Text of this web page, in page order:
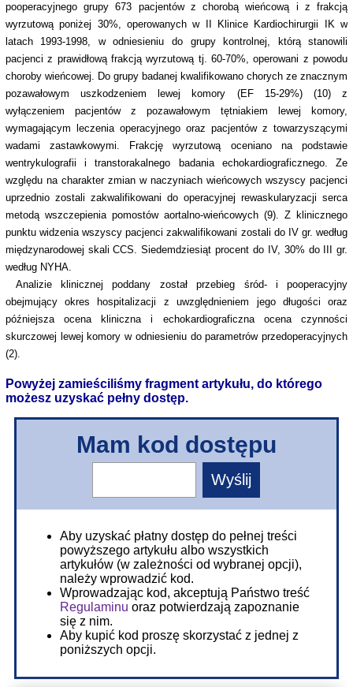
pooperacyjnego grupy 673 pacjentów z chorobą wieńcową i z frakcją
wyrzutową poniżej 30%, operowanych w II Klinice Kardiochirurgii IK w
latach 1993-1998, w odniesieniu do grupy kontrolnej, którą stanowili
pacjenci z prawidłową frakcją wyrzutową tj. 60-70%, operowani z powodu
choroby wieńcowej. Do grupy badanej kwalifikowano chorych ze znacznym
pozawałowym uszkodzeniem lewej komory (EF 15-29%) (10) z
wyłączeniem pacjentów z pozawałowym tętniakiem lewej komory,
wymagającym leczenia operacyjnego oraz pacjentów z towarzyszącymi
wadami zastawkowymi. Frakcję wyrzutową oceniano na podstawie
wentrykulografii i transtorakalnego badania echokardiograficznego. Ze
względu na charakter zmian w naczyniach wieńcowych wszyscy pacjenci
uprzednio zostali zakwalifikowani do operacyjnej rewaskularyzacji serca
metodą wszczepienia pomostów aortalno-wieńcowych (9). Z klinicznego
punktu widzenia wszyscy pacjenci zakwalifikowani zostali do IV gr. według
międzynarodowej skali CCS. Siedemdziesiąt procent do IV, 30% do III gr.
według NYHA.
Analizie klinicznej poddany został przebieg śród- i pooperacyjny
obejmujący okres hospitalizacji z uwzględnieniem jego długości oraz
późniejsza ocena kliniczna i echokardiograficzna ocena czynności
skurczowej lewej komory w odniesieniu do parametrów przedoperacyjnych
(2).
Powyżej zamieściliśmy fragment artykułu, do którego
możesz uzyskać pełny dostęp.
Mam kod dostępu
Aby uzyskać płatny dostęp do pełnej treści
powyższego artykułu albo wszystkich
artykułów (w zależności od wybranej opcji),
należy wprowadzić kod.
Wprowadzając kod, akceptują Państwo treść
Regulaminu oraz potwierdzają zapoznanie
się z nim.
Aby kupić kod proszę skorzystać z jednej z
poniższych opcji.